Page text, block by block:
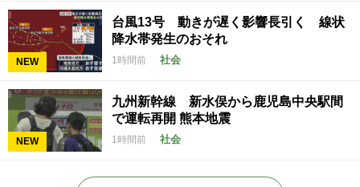
NEW
台風13号 動きが遅く影響長引く 線状
降水帯発生のおそれ
1時間前 社会
NEW
九州新幹線 新水俣から鹿児島中央駅間
で運転再開 熊本地震
1時間前 社会